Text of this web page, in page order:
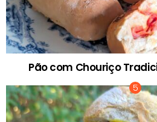
Pão com Chouriço